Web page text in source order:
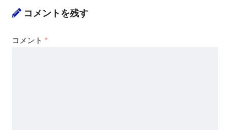
コメントを残す
コメント *